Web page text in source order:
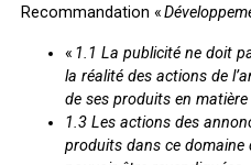
Recommandation «
« 1.1 La publicité ne doit
la réalité des actions de
de ses produits en
1.3 Les actions des
produits dans ce